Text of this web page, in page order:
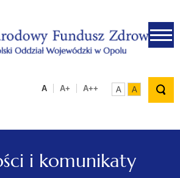
A A+ A++ A A
i komunikaty